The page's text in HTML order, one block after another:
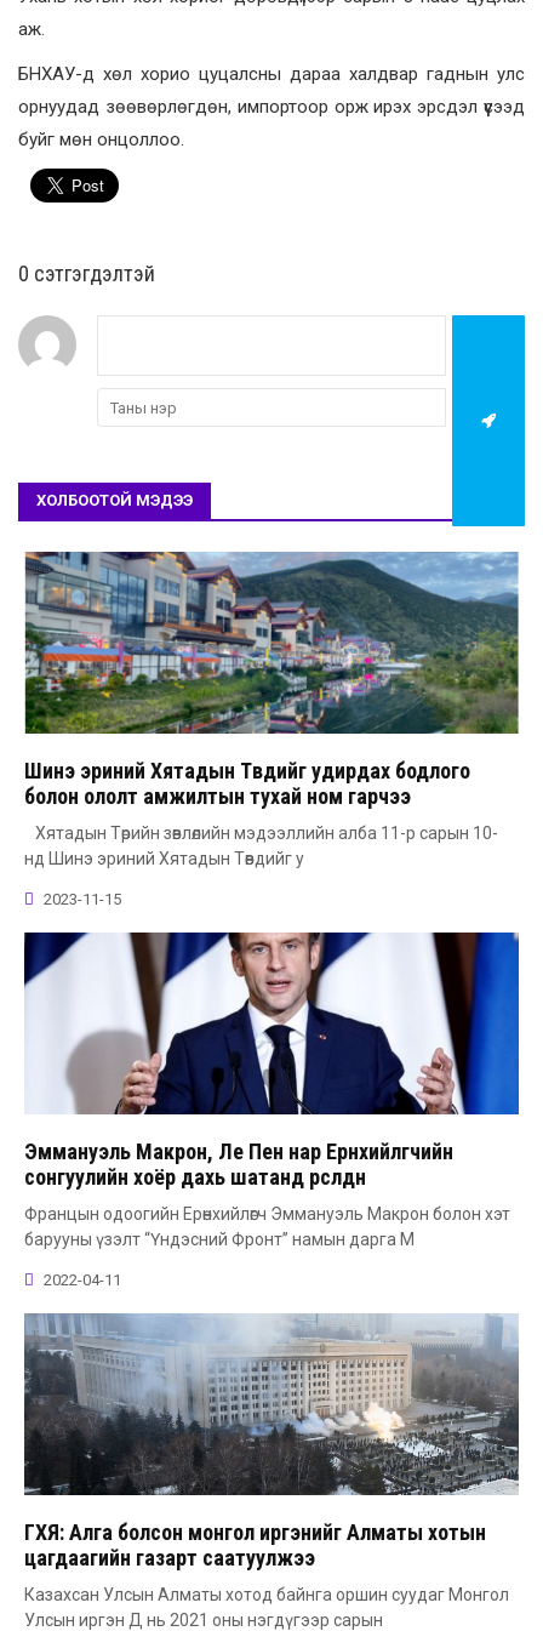
аж.
БНХАУ-д хөл хорио цуцалсны дараа халдвар гаднын улс
орнуудад зөөвөрлөгдөн, импортоор орж ирэх эрсдэл үүсээд
буйг мөн онцоллоо.
0 cэтгэгдэлтэй
ХОЛБООТОЙ МЭДЭЭ
Шинэ эриний Хятадын Төвдийг удирдах бодлого
болон ололт амжилтын тухай ном гарчээ
Хятадын Төрийн зөвлөлийн мэдээллийн алба 11-р сарын 10-
нд Шинэ эриний Хятадын Төвдийг у
2023-11-15
Эммануэль Макрон, Ле Пен нар Ерөнхийлөгчийн
сонгуулийн хоёр дахь шатанд өрсөлдөнө
Францын одоогийн Ерөнхийлөгч Эммануэль Макрон болон хэт
барууны үзэлт “Үндэсний Фронт” намын дарга М
2022-04-11
ГХЯ: Алга болсон монгол иргэнийг Алматы хотын
цагдаагийн газарт саатуулжээ
Казахсан Улсын Алматы хотод байнга оршин суудаг Монгол
Улсын иргэн Д нь 2021 оны нэгдүгээр сарын